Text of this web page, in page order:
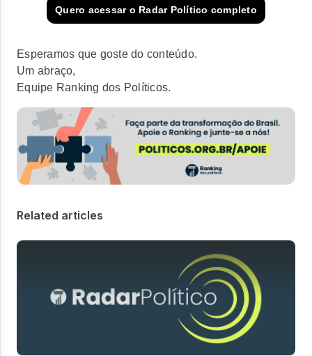
Quero acessar o Radar Político completo
Esperamos que goste do conteúdo.
Um abraço,
Equipe Ranking dos Políticos.
Related articles